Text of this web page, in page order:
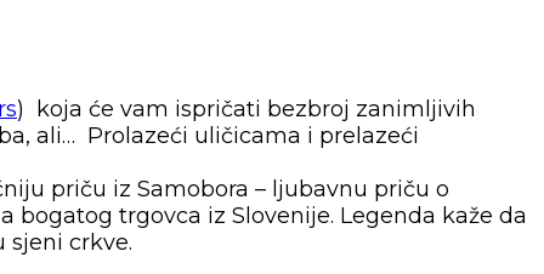
) koja će vam ispričati bezbroj zanimljivih
ali… Prolazeći uličicama i prelazeći
priču iz Samobora – ljubavnu priču o
trgovca iz Slovenije. Legenda kaže da
sjeni crkve.